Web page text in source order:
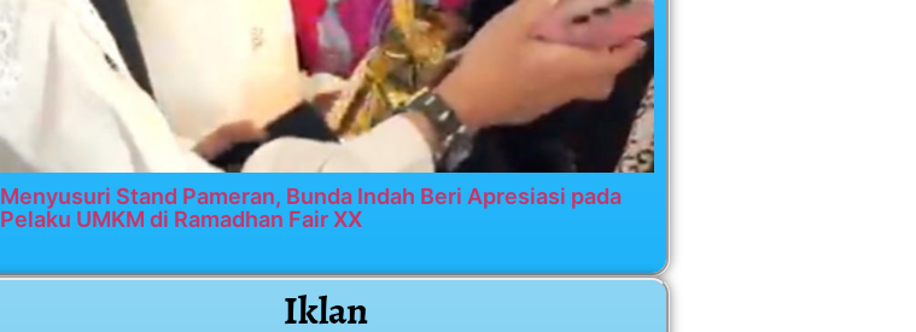
Menyusuri Stand Pameran, Bunda Indah Beri Apresiasi pada
Pelaku UMKM di Ramadhan Fair XX
Iklan